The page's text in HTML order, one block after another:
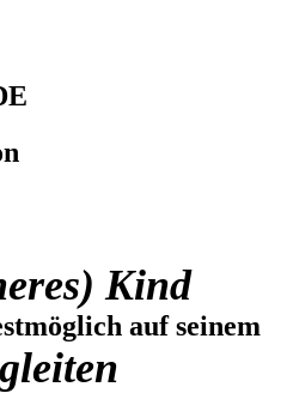
Kind
auf seinem